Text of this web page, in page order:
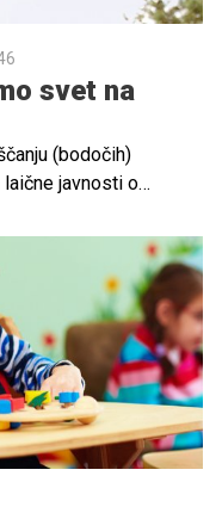
svet na
(bodočih)
javnosti o
skrbi za otroka.